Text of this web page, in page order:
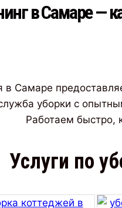
в Самаре —
Самаре
уборки с
Работаем быстро,
Услуги по